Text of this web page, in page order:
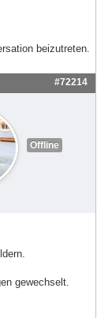
beizutreten.
#72214
Offline
gewechselt.